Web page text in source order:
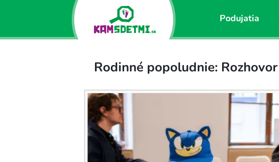
Podujatia
Rodinné popoludnie: